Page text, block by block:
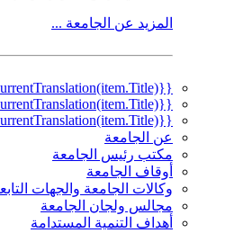
المزيد عن الجامعة ...
{{mmc.getCurrentTranslation(item.Title)}}
{{mmc.getCurrentTranslation(item.Title)}}
{{mmc.getCurrentTranslation(item.Title)}}
عن الجامعة
مكتب رئيس الجامعة
أوقاف الجامعة
وكالات الجامعة والجهات
مجالس ولجان الجامعة
أهداف التنمية المستدامة